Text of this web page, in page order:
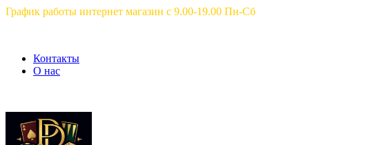
График работы интернет магазин с 9.00-19.00 Пн-Сб
Контакты
О нас